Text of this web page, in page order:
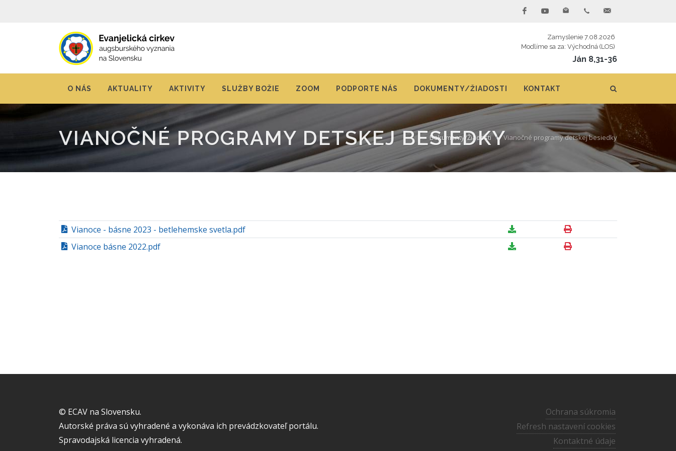
Zamyslenie 7.08.2026
Modlíme sa za: Východná (LOS)
Ján 8,31-36
O NÁS AKTUALITY AKTIVITY SLUŽBY BOŽIE ZOOM PODPORTE NÁS DOKUMENTY/ŽIADOSTI KONTAKT
VIANOČNÉ PROGRAMY DETSKEJ BESIEDKY
Dokumenty/Žiadosti Vianočné programy detskej besiedky
Vianoce - básne 2023 - betlehemske svetla.pdf
Vianoce básne 2022.pdf
© ECAV na Slovensku.
Autorské práva sú vyhradené a vykonáva ich prevádzkovateľ portálu.
Spravodajská licencia vyhradená.
Ochrana súkromia
Refresh nastavení cookies
Kontaktné údaje